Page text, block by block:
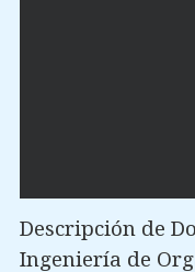
Descripción de
Ingeniería de